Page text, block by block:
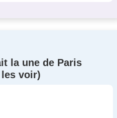
la une de Paris
voir)